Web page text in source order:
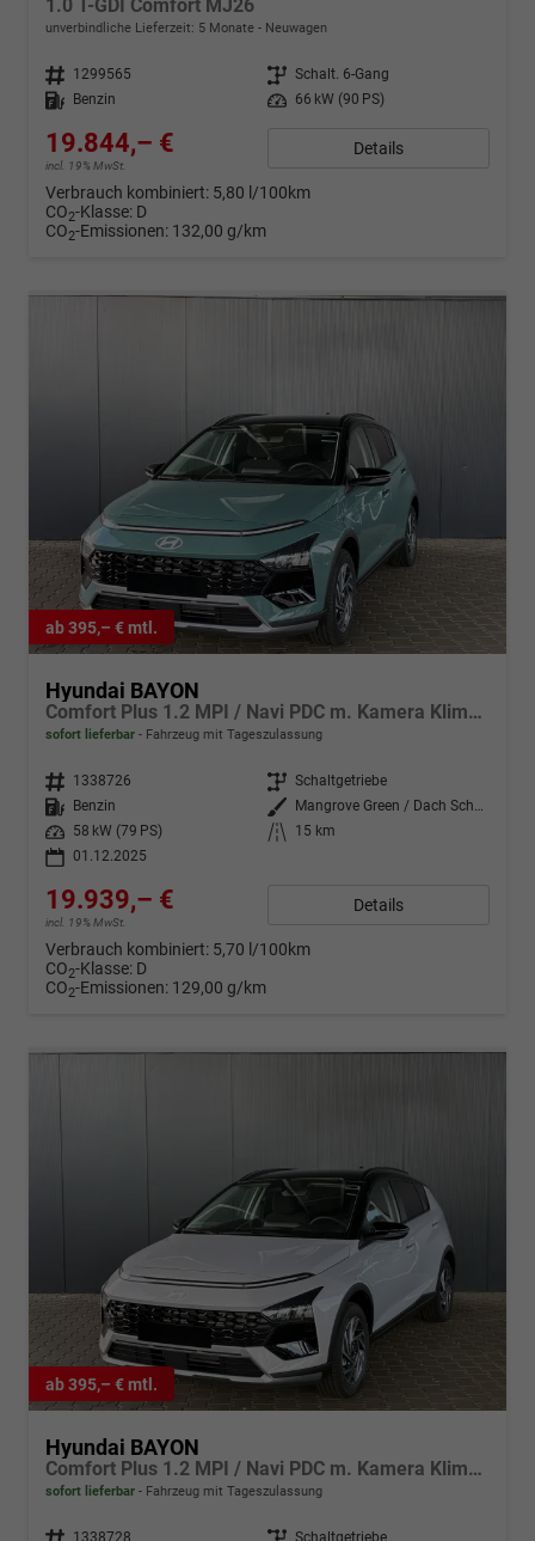
1.0 T-GDI Comfort MJ26
unverbindliche Lieferzeit: 5 Monate Neuwagen
Fahrzeugnr. 1299565 Getriebe Schalt. 6-Gang
Kraftstoff
Benzin Leistung 66 kW (90 PS)
19.844,– €
incl. 19% MwSt.
Details
Verbrauch kombiniert: 5,80 l/100km
CO2-Klasse: D
CO2-Emissionen: 132,00 g/km
ab 395,– € mtl.
Hyundai BAYON
Comfort Plus 1.2 MPI / Navi PDC m. Kamera Klimaautom./ LED Sitz & Lenkr.Heiz/ Alu16
sofort lieferbar Fahrzeug mit Tageszulassung
Fahrzeugnr. 1338726 Getriebe Schaltgetriebe
Kraftstoff
Benzin Außenfarbe
Mangrove Green / Dach Schwarz
Leistung
58 kW (79 PS) Kilometerstand
15 km
01.12.2025
19.939,– €
incl. 19% MwSt.
Details
Verbrauch kombiniert: 5,70 l/100km
CO2-Klasse: D
CO2-Emissionen: 129,00 g/km
ab 395,– € mtl.
Hyundai BAYON
Comfort Plus 1.2 MPI / Navi PDC m. Kamera Klimaautom./ LED Sitz & Lenkr.Heiz/ Alu16
sofort lieferbar Fahrzeug mit Tageszulassung